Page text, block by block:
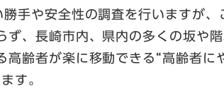
手や安全性の調査を行いますが、
ず、長崎市内、県内の多くの坂や
高齢者が楽に移動できる“高齢者に
す。